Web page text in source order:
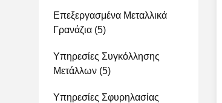
Επεξεργασμένα Μεταλλικά
Γρανάζια (5)
Υπηρεσίες Συγκόλλησης
Μετάλλων (5)
Υπηρεσίες Σφυρηλασίας